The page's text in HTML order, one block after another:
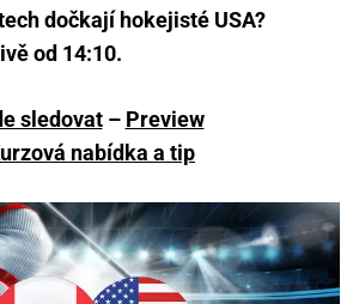
dočkají hokejisté USA?
od 14:10.
sledovat– Preview
nabídka a tip